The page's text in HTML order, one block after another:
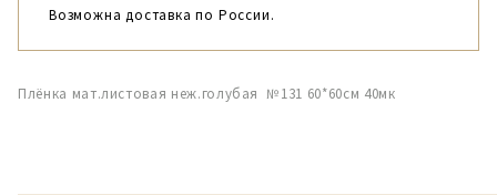
Возможна доставка по России.
Плёнка мат.листовая неж.голубая №131 60*60см 40мк